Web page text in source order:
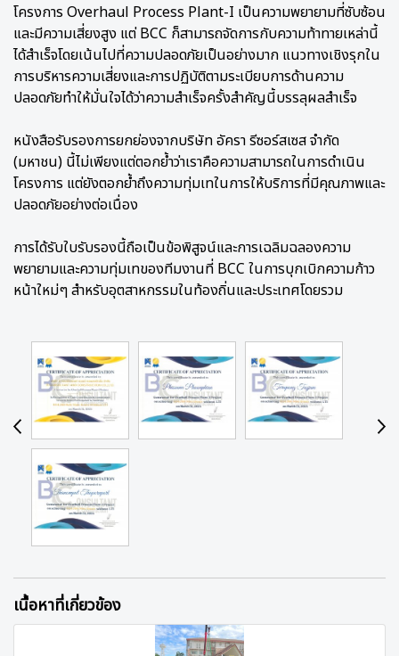
โครงการ Overhaul Process Plant-I เป็นความพยายามที่ซับซ้อน
และมีความเสี่ยงสูง แต่ BCC ก็สามารถจัดการกับความท้าทายเหล่านี้
ได้สำเร็จโดยเน้นไปที่ความปลอดภัยเป็นอย่างมาก แนวทางเชิงรุกใน
การบริหารความเสี่ยงและการปฏิบัติตามระเบียบการด้านความ
ปลอดภัยทำให้มั่นใจได้ว่าความสำเร็จครั้งสำคัญนี้บรรลุผลสำเร็จ
หนังสือรับรองการยกย่องจากบริษัท อัครา รีซอร์สเซส จำกัด
(มหาชน) นี้ไม่เพียงแต่ตอกย้ำว่าเราคือความสามารถในการดำเนิน
โครงการ แต่ยังตอกย้ำถึงความทุ่มเทในการให้บริการที่มีคุณภาพและ
ปลอดภัยอย่างต่อเนื่อง
การได้รับใบรับรองนี้ถือเป็นข้อพิสูจน์และการเฉลิมฉลองความ
พยายามและความทุ่มเทของทีมงานที่ BCC ในการบุกเบิกความก้าว
หน้าใหม่ๆ สำหรับอุตสาหกรรมในท้องถิ่นและประเทศโดยรวม
เนื้อหาที่เกี่ยวข้อง